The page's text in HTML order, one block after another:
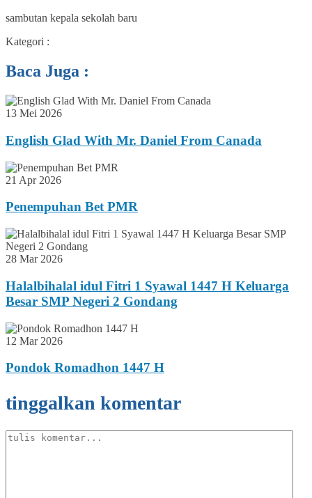
sambutan kepala sekolah baru
Kategori :
Baca Juga :
13 Mei 2026
English Glad With Mr. Daniel From Canada
21 Apr 2026
Penempuhan Bet PMR
28 Mar 2026
Halalbihalal idul Fitri 1 Syawal 1447 H Keluarga
Besar SMP Negeri 2 Gondang
12 Mar 2026
Pondok Romadhon 1447 H
tinggalkan komentar